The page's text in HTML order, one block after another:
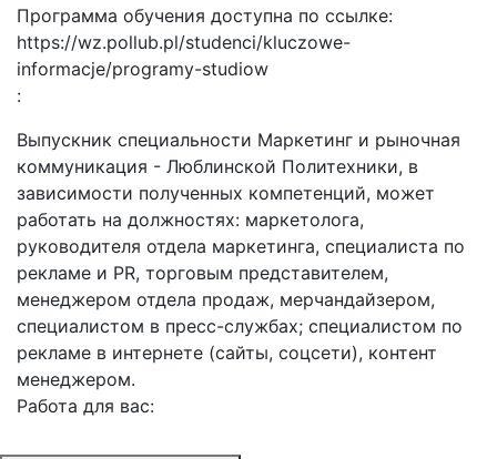
Программа обучения доступна по ссылке:
https://wz.pollub.pl/studenci/kluczowe-
informacje/programy-studiow
:
Выпускник специальности Маркетинг и рыночная
коммуникация - Люблинской Политехники, в
зависимости полученных компетенций, может
работать на должностях: маркетолога,
руководителя отдела маркетинга, специалиста по
рекламе и PR, торговым представителем,
менеджером отдела продаж, мерчандайзером,
специалистом в пресс-службах; специалистом по
рекламе в интернете (сайты, соцсети), контент
менеджером.
Работа для вас: